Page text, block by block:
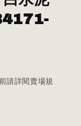
請詳閱賣場規